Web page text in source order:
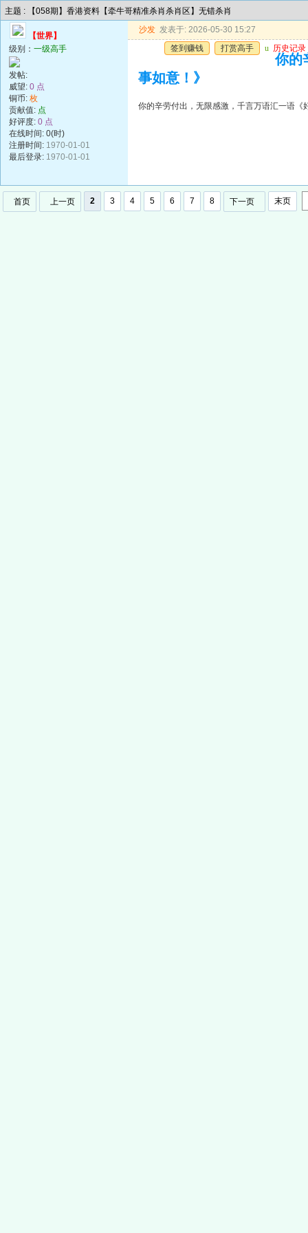
主题 : 【058期】香港资料【牵牛哥精准杀肖杀肖区】无错杀肖
【世界】
级别： 一级高手
发帖:
威望: 0 点
铜币: 枚
贡献值: 点
好评度: 0 点
在线时间: 0(时)
注册时间: 1970-01-01
最后登录: 1970-01-01
沙发 发表于: 2026-05-30 15:27
签到赚钱
打赏高手 u 历史记录
你的
事如意！》
你的辛劳付出，无限感激，千言万语汇一语《
首页 上一页 2 3 4 5 6 7 8 下一页 末页